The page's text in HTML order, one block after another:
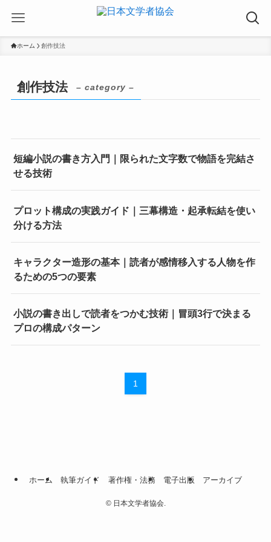
ホーム 創作技法
創作技法 – category –
短編小説の書き方入門｜限られた文字数で物語を完結さ
せる技術
プロット構成の実践ガイド｜三幕構造・起承転結を使い
分ける方法
キャラクター造形の基本｜読者が感情移入する人物を作
るための5つの要素
小説の書き出しで読者をつかむ技術｜冒頭3行で決まる
プロの構成パターン
1
ホーム 執筆ガイド 著作権・法務 電子出版 アーカイブ
©日本文学者協会.